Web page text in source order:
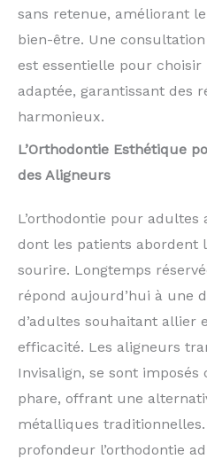
sans retenue, améliorant
bien-être. Une
est essentielle pour
adaptée, garantissant des
harmonieux.
L’Orthodontie Esthétique
des Aligneurs
L’orthodontie pour
dont les patients abordent
sourire. Longtemps
répond aujourd’hui à une
d’adultes souhaitant allier
efficacité. Les aligneurs
Invisalign, se sont
phare, offrant une
métalliques
profondeur l’orthodontie